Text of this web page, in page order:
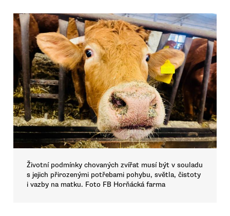
Životní podmínky chovaných zvířat musí být v souladu
s jejich přirozenými potřebami pohybu, světla, čistoty
i vazby na matku. Foto FB Horňácká farma